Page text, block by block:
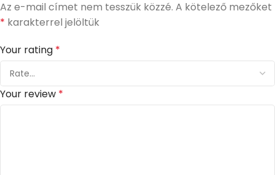
Az e-mail címet nem tesszük közzé. A kötelező mezőket
* karakterrel jelöltük
Your rating *
Your review *